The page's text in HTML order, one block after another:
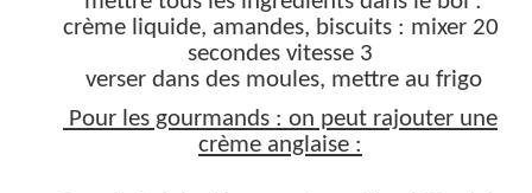
crème liquide, amandes, biscuits : mixer 20
secondes vitesse 3
verser dans des moules, mettre au frigo
Pour les gourmands : on peut rajouter une
crème anglaise :